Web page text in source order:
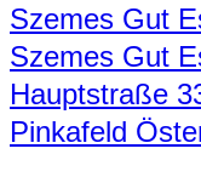
Szemes Gut
Szemes Gut
Hauptstraße
Pinkafeld